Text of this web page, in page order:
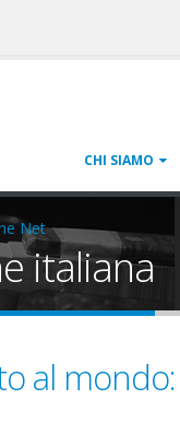
CHI SIAMO
Net
italiana
al